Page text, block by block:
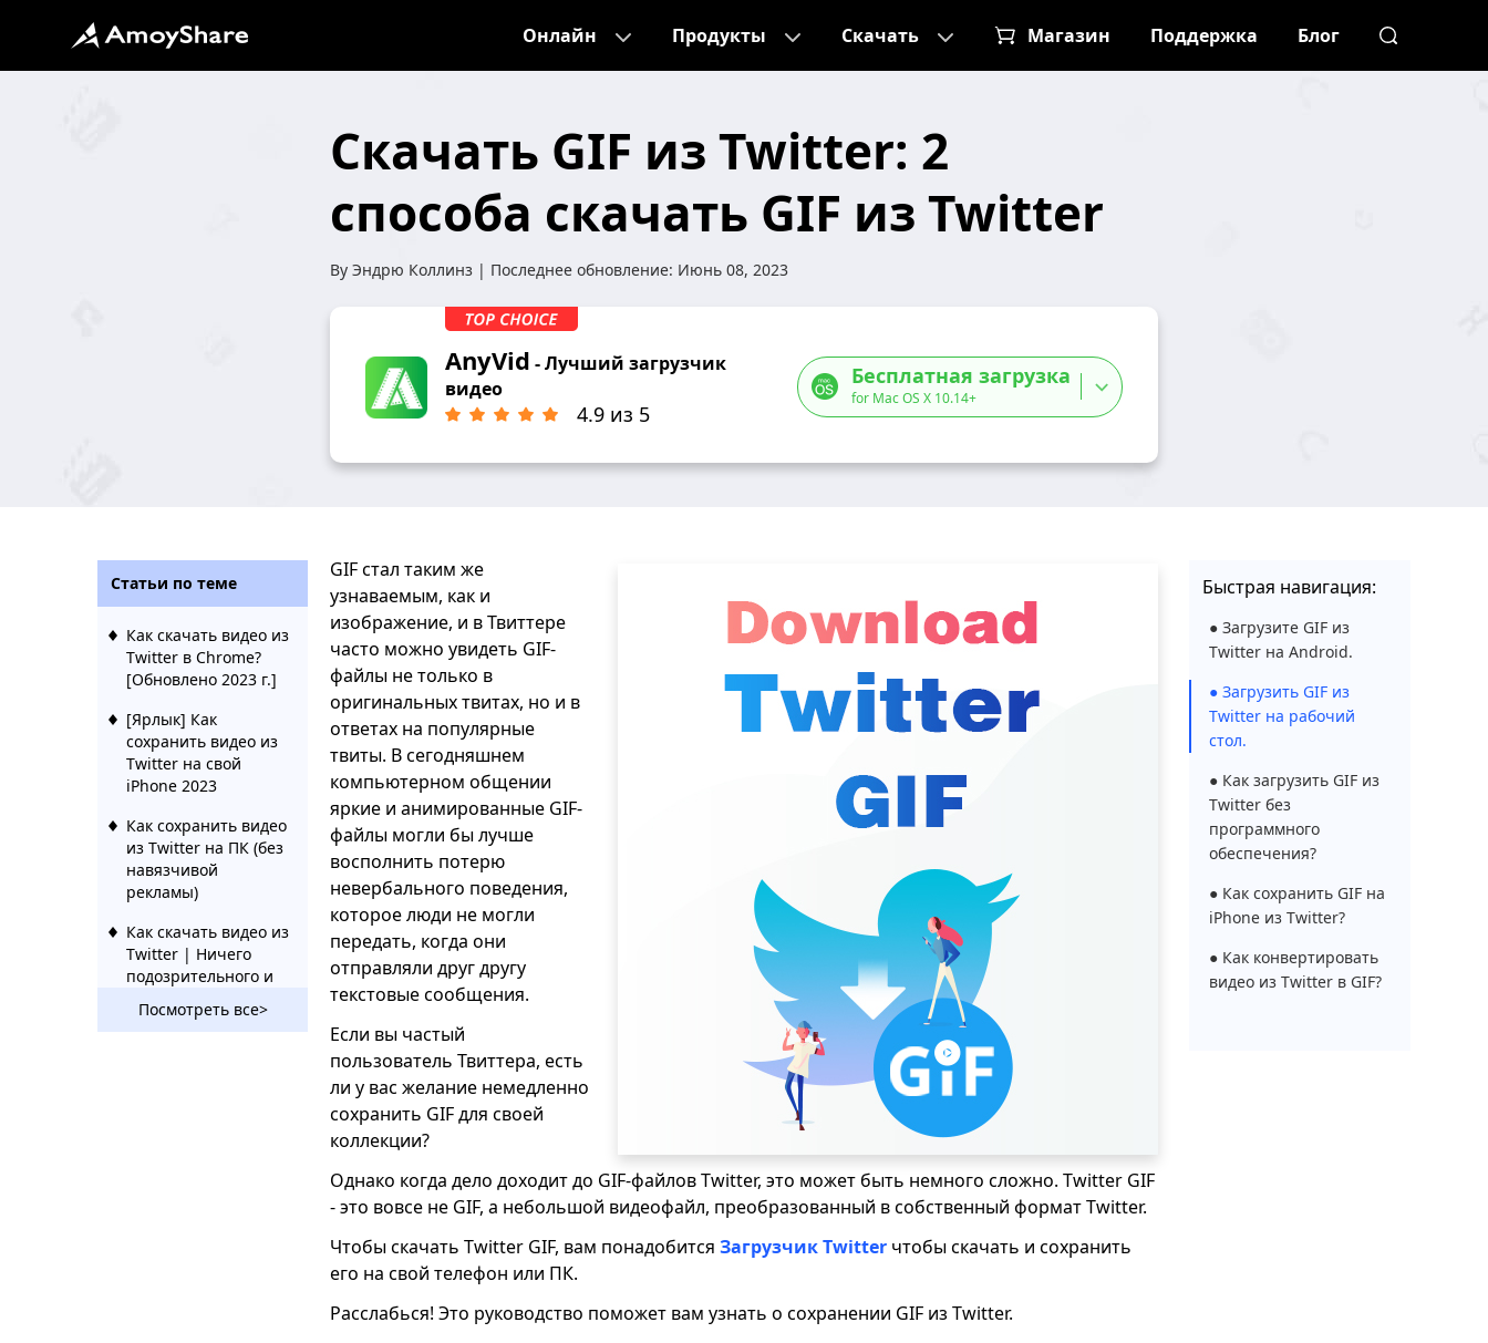
Онлайн Продукты Скачать Магазин Поддержка Блог
Скачать GIF из Twitter: 2
способа скачать GIF из Twitter
By Эндрю Коллинз | Последнее обновление: Июнь 08, 2023
AnyVid - Лучший загрузчик
видео
4.9 из 5
Бесплатная загрузка
for Mac OS X 10.14+
GIF стал таким же
узнаваемым, как и
изображение, и в Твиттере
часто можно увидеть GIF-
файлы не только в
оригинальных твитах, но и в
ответах на популярные
твиты. В сегодняшнем
компьютерном общении
яркие и анимированные GIF-
файлы могли бы лучше
восполнить потерю
невербального поведения,
которое люди не могли
передать, когда они
отправляли друг другу
текстовые сообщения.
Если вы частый
пользователь Твиттера, есть
ли у вас желание немедленно
сохранить GIF для своей
коллекции?
Однако когда дело доходит до GIF-файлов Twitter, это может быть немного сложно. Twitter GIF
- это вовсе не GIF, а небольшой видеофайл, преобразованный в собственный формат Twitter.
Чтобы скачать Twitter GIF, вам понадобится Загрузчик Twitter чтобы скачать и сохранить
его на свой телефон или ПК.
Расслабься! Это руководство поможет вам узнать о сохранении GIF из Twitter.
Быстрая навигация:
● Загрузите GIF из
Twitter на Android.
● Загрузить GIF из
Twitter на рабочий
стол.
● Как загрузить GIF из
Twitter без
программного
обеспечения?
● Как сохранить GIF на
iPhone из Twitter?
● Как конвертировать
видео из Twitter в GIF?
Статьи по теме
Как скачать видео из
Twitter в Chrome?
[Обновлено 2023 г.]
[Ярлык] Как
сохранить видео из
Twitter на свой
iPhone 2023
Как сохранить видео
из Twitter на ПК (без
навязчивой
рекламы)
Как скачать видео из
Twitter | Ничего
подозрительного и
[Решено] Видео из
Посмотреть все>